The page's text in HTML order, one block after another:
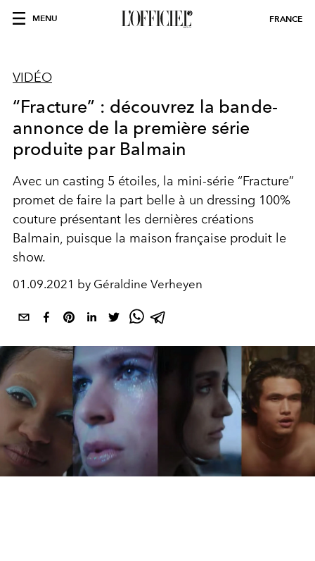
MENU FRANCE
VIDÉO
“Fracture” : découvrez la bande-
annonce de la première série
produite par Balmain
Avec un casting 5 étoiles, la mini-série “Fracture”
promet de faire la part belle à un dressing 100%
couture présentant les dernières créations
Balmain, puisque la maison française produit le
show.
01.09.2021 by Géraldine Verheyen